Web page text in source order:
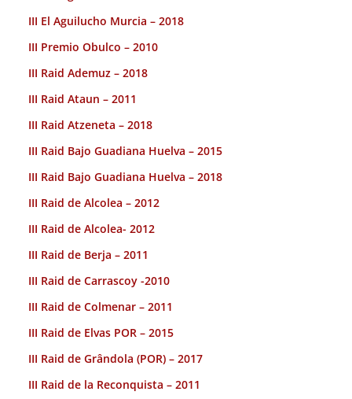
III El Aguilucho Murcia – 2018
III Premio Obulco – 2010
III Raid Ademuz – 2018
III Raid Ataun – 2011
III Raid Atzeneta – 2018
III Raid Bajo Guadiana Huelva – 2015
III Raid Bajo Guadiana Huelva – 2018
III Raid de Alcolea – 2012
III Raid de Alcolea- 2012
III Raid de Berja – 2011
III Raid de Carrascoy -2010
III Raid de Colmenar – 2011
III Raid de Elvas POR – 2015
III Raid de Grândola (POR) – 2017
III Raid de la Reconquista – 2011